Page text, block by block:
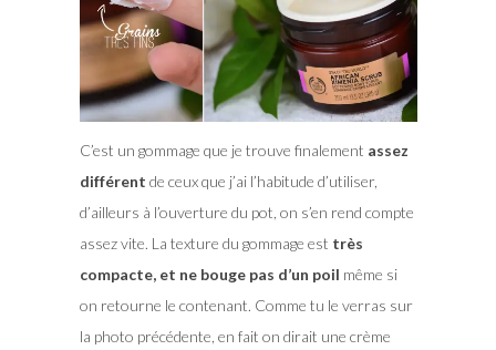
C’est un gommage que je trouve finalement assez
différent de ceux que j’ai l’habitude d’utiliser,
d’ailleurs à l’ouverture du pot, on s’en rend compte
assez vite. La texture du gommage est très
compacte, et ne bouge pas d’un poil même si
on retourne le contenant. Comme tu le verras sur
la photo précédente, en fait on dirait une crème